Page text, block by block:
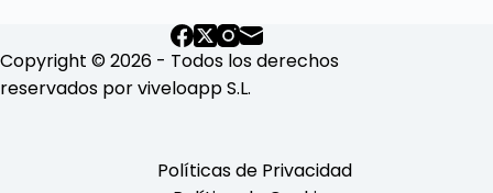
Copyright © 2026 - Todos los derechos
reservados por viveloapp S.L.
Políticas de Privacidad